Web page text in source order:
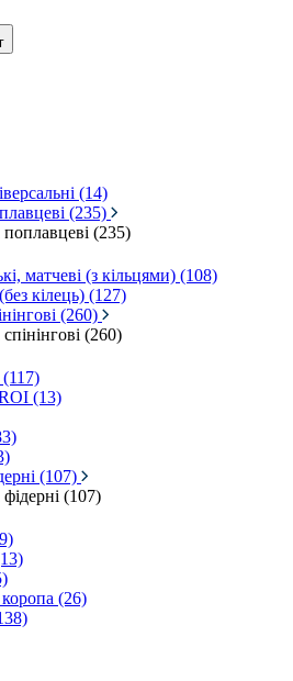
(14)
(235)
(235)
матчеві (з кільцями) (108)
кілець) (127)
(260)
(260)
(13)
(107)
(107)
(26)